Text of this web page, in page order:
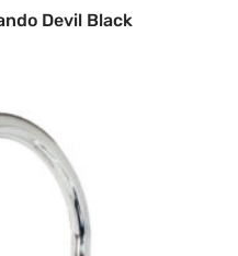
Devil Black